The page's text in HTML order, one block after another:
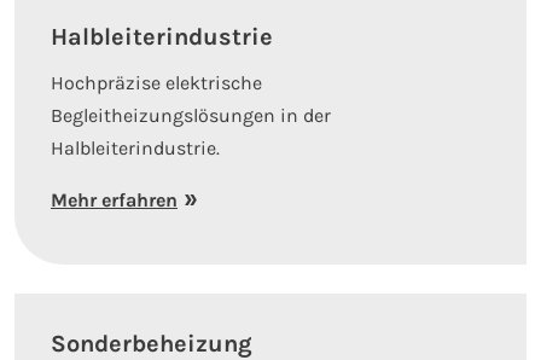
Halbleiterindustrie
Hochpräzise elektrische
Begleitheizungslösungen in der
Halbleiterindustrie.
Mehr erfahren
Sonderbeheizung